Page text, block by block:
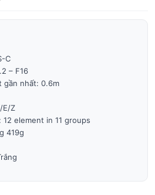
C
– F16
gần nhất: 0.6m
E/Z
element in 11 groups
419g